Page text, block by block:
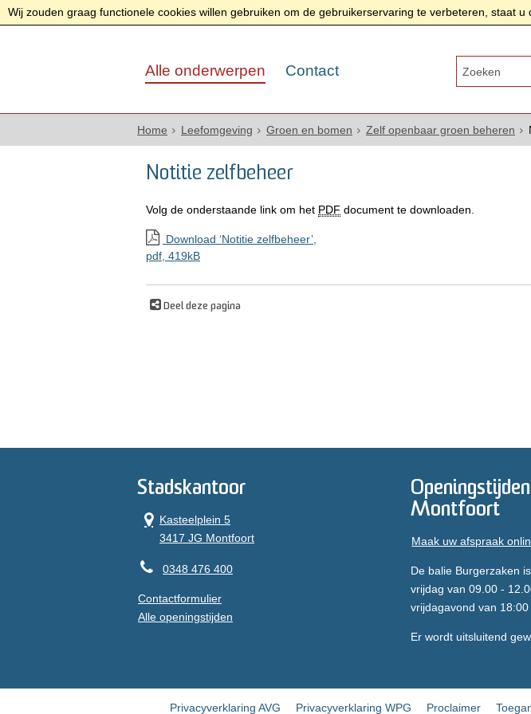
Wij zouden graag functionele cookies willen gebruiken om de gebruikerservaring te verbeteren, staat u
Alle onderwerpen Contact
Home Leefomgeving Groen en bomen Zelf openbaar groen beheren
Notitie zelfbeheer
Volg de onderstaande link om het PDF document te downloaden.
Download ‘Notitie zelfbeheer’,
pdf , 419kB
Deel deze pagina
Stadskantoor
Kasteelplein 5
3417 JG Montfoort
0348 476 400
Contactformulier
Alle openingstijden
Montfoort
Maak uw afspraak
De balie Burgerzaken
vrijdag van 09.00 -
vrijdagavond van 18:00
Er wordt uitsluitend
Privacyverklaring AVG Privacyverklaring WPG Proclaimer